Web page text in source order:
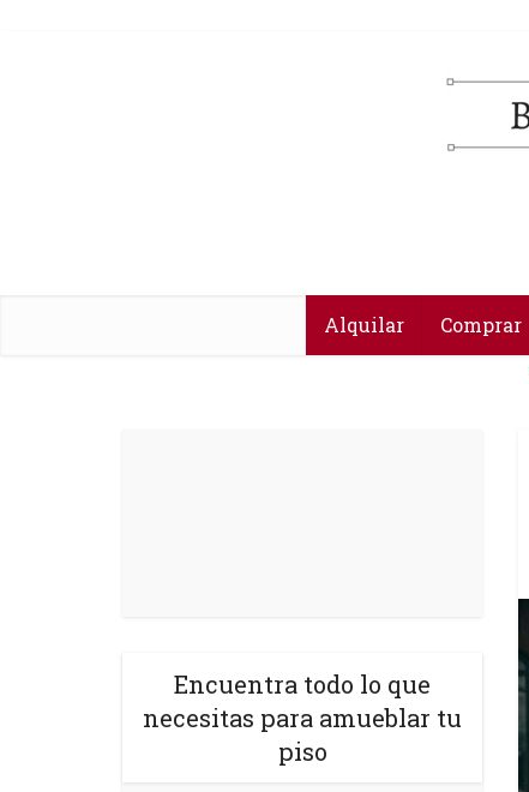
Alquilar Comprar
Encuentra todo lo que
necesitas para amueblar tu
piso